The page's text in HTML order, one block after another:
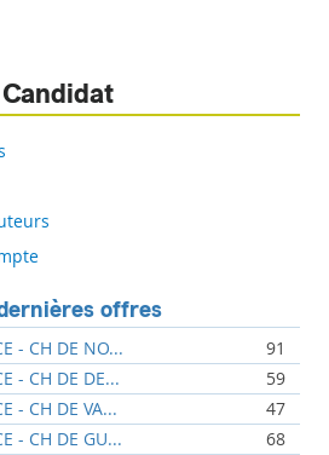
Candidat
offres
- CH DE NO...
91
- CH DE DE...
59
- CH DE VA...
47
- CH DE GU...
68